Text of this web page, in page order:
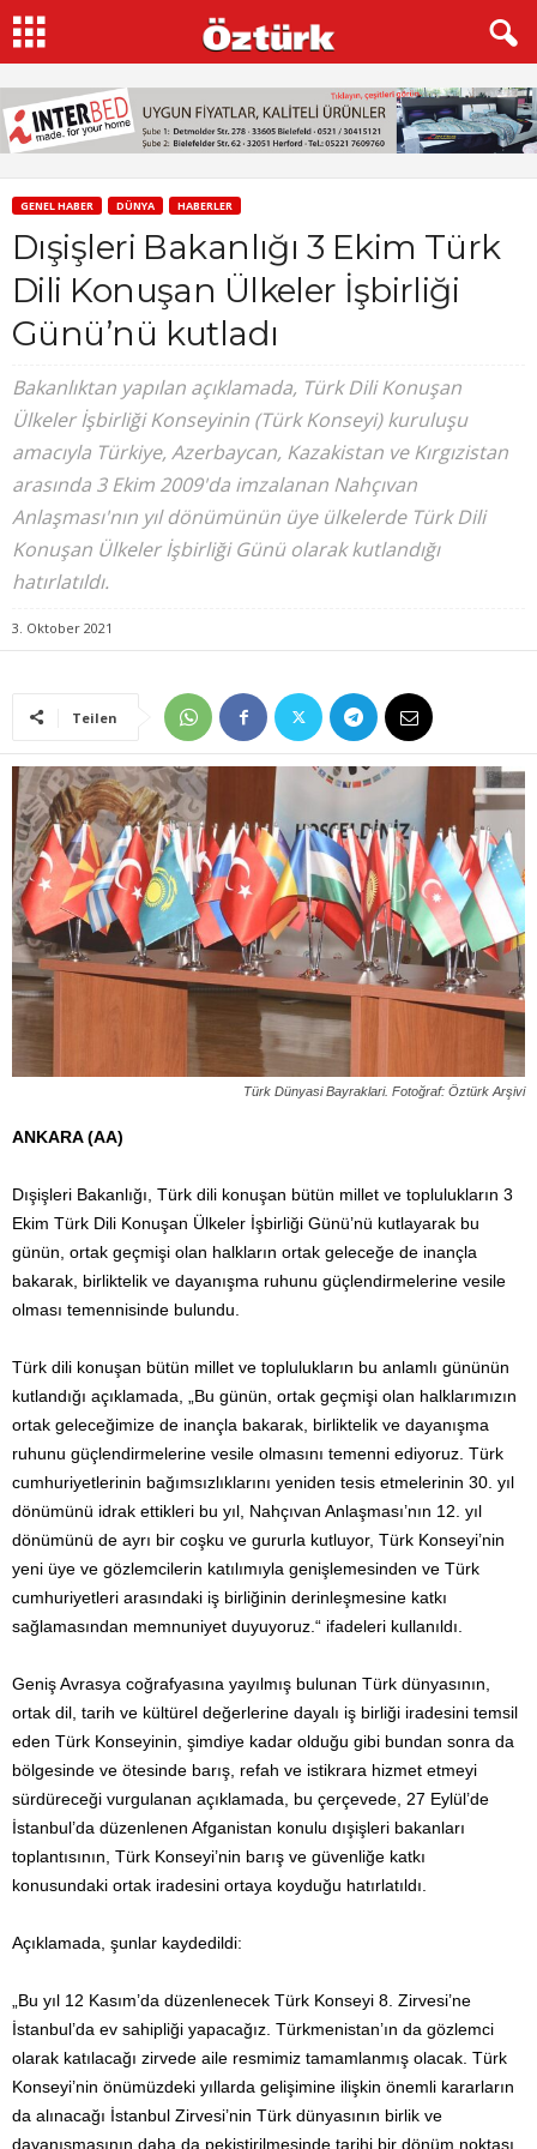
GENEL HABER DÜNYA HABERLER
Dışişleri Bakanlığı 3 Ekim Türk
Dili Konuşan Ülkeler İşbirliği
Günü’nü kutladı
Bakanlıktan yapılan açıklamada, Türk Dili Konuşan
Ülkeler İşbirliği Konseyinin (Türk Konseyi) kuruluşu
amacıyla Türkiye, Azerbaycan, Kazakistan ve Kırgızistan
arasında 3 Ekim 2009'da imzalanan Nahçıvan
Anlaşması'nın yıl dönümünün üye ülkelerde Türk Dili
Konuşan Ülkeler İşbirliği Günü olarak kutlandığı
hatırlatıldı.
3. Oktober 2021
Teilen
Türk Dünyasi Bayraklari. Fotoğraf: Öztürk Arşivi
ANKARA (AA)
Dışişleri Bakanlığı, Türk dili konuşan bütün millet ve toplulukların 3
Ekim Türk Dili Konuşan Ülkeler İşbirliği Günü’nü kutlayarak bu
günün, ortak geçmişi olan halkların ortak geleceğe de inançla
bakarak, birliktelik ve dayanışma ruhunu güçlendirmelerine vesile
olması temennisinde bulundu.
Türk dili konuşan bütün millet ve toplulukların bu anlamlı gününün
kutlandığı açıklamada, „Bu günün, ortak geçmişi olan halklarımızın
ortak geleceğimize de inançla bakarak, birliktelik ve dayanışma
ruhunu güçlendirmelerine vesile olmasını temenni ediyoruz. Türk
cumhuriyetlerinin bağımsızlıklarını yeniden tesis etmelerinin 30. yıl
dönümünü idrak ettikleri bu yıl, Nahçıvan Anlaşması’nın 12. yıl
dönümünü de ayrı bir coşku ve gururla kutluyor, Türk Konseyi’nin
yeni üye ve gözlemcilerin katılımıyla genişlemesinden ve Türk
cumhuriyetleri arasındaki iş birliğinin derinleşmesine katkı
sağlamasından memnuniyet duyuyoruz.“ ifadeleri kullanıldı.
Geniş Avrasya coğrafyasına yayılmış bulunan Türk dünyasının,
ortak dil, tarih ve kültürel değerlerine dayalı iş birliği iradesini temsil
eden Türk Konseyinin, şimdiye kadar olduğu gibi bundan sonra da
bölgesinde ve ötesinde barış, refah ve istikrara hizmet etmeyi
sürdüreceği vurgulanan açıklamada, bu çerçevede, 27 Eylül’de
İstanbul’da düzenlenen Afganistan konulu dışişleri bakanları
toplantısının, Türk Konseyi’nin barış ve güvenliğe katkı
konusundaki ortak iradesini ortaya koyduğu hatırlatıldı.
Açıklamada, şunlar kaydedildi:
„Bu yıl 12 Kasım’da düzenlenecek Türk Konseyi 8. Zirvesi’ne
İstanbul’da ev sahipliği yapacağız. Türkmenistan’ın da gözlemci
olarak katılacağı zirvede aile resmimiz tamamlanmış olacak. Türk
Konseyi’nin önümüzdeki yıllarda gelişimine ilişkin önemli kararların
da alınacağı İstanbul Zirvesi’nin Türk dünyasının birlik ve
dayanışmasının daha da pekiştirilmesinde tarihi bir dönüm noktası